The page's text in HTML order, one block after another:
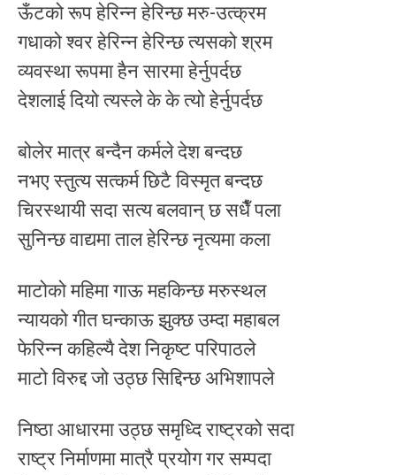
ऊँटको रूप हेरिन्न हेरिन्छ मरु-उत्क्रम
गधाको श्वर हेरिन्न हेरिन्छ त्यसको श्रम
व्यवस्था रूपमा हैन सारमा हेर्नुपर्दछ
देशलाई दियो त्यस्ले के के त्यो हेर्नुपर्दछ
बोलेर मात्र बन्दैन कर्मले देश बन्दछ
नभए स्तुत्य सत्कर्म छिटै विस्मृत बन्दछ
चिरस्थायी सदा सत्य बलवान् छ सधैँ पला
सुनिन्छ वाद्यमा ताल हेरिन्छ नृत्यमा कला
माटोको महिमा गाऊ महकिन्छ मरुस्थल
न्यायको गीत घन्काऊ झुक्छ उम्दा महाबल
फेरिन्न कहिल्यै देश निकृष्ट परिपाठले
माटो विरुद्द जो उठ्छ सिद्दिन्छ अभिशापले
निष्ठा आधारमा उठ्छ समृध्दि राष्ट्रको सदा
राष्ट्र निर्माणमा मात्रै प्रयोग गर सम्पदा